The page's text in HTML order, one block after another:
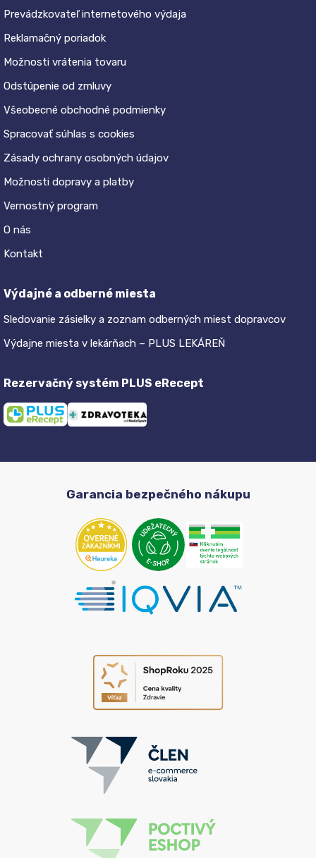
Prevádzkovateľ internetového výdaja
Reklamačný poriadok
Možnosti vrátenia tovaru
Odstúpenie od zmluvy
Všeobecné obchodné podmienky
Spracovať súhlas s cookies
Zásady ochrany osobných údajov
Možnosti dopravy a platby
Vernostný program
O nás
Kontakt
Výdajné a odberné miesta
Sledovanie zásielky a zoznam odberných miest dopravcov
Výdajne miesta v lekárňach – PLUS LEKÁREŇ
Rezervačný systém PLUS eRecept
Garancia bezpečného nákupu